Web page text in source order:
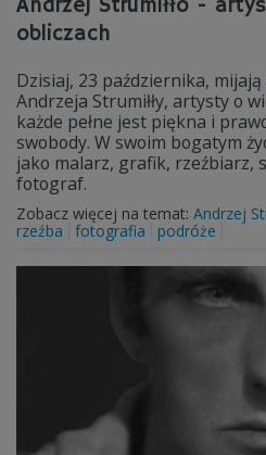
Andrzej Strumiłło -
obliczach
Dzisiaj, 23 października,
Andrzeja Strumiłły, artysty o
każde pełne jest piękna i
swobody. W swoim bogatym
jako malarz, grafik, rzeźbiarz,
fotograf.
Zobacz więcej na temat: Andrzej
rzeźba
fotografia podróże